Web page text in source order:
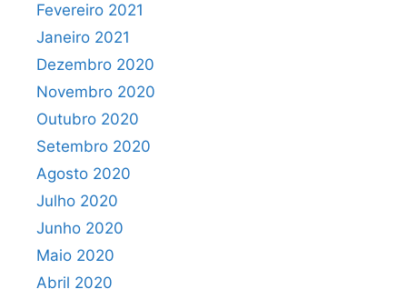
Fevereiro 2021
Janeiro 2021
Dezembro 2020
Novembro 2020
Outubro 2020
Setembro 2020
Agosto 2020
Julho 2020
Junho 2020
Maio 2020
Abril 2020